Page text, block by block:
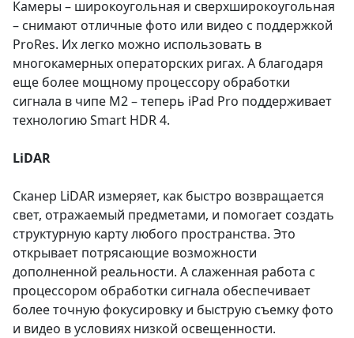
Камеры – широкоугольная и сверхширокоугольная
– снимают отличные фото или видео с поддержкой
ProRes. Их легко можно использовать в
многокамерных операторских ригах. А благодаря
еще более мощному процессору обработки
сигнала в чипе M2 – теперь iPad Pro поддерживает
технологию Smart HDR 4.
LiDAR
Сканер LiDAR измеряет, как быстро возвращается
свет, отражаемый предметами, и помогает создать
структурную карту любого пространства. Это
открывает потрясающие возможности
дополненной реальности. А слаженная работа с
процессором обработки сигнала обеспечивает
более точную фокусировку и быструю съемку фото
и видео в условиях низкой освещенности.